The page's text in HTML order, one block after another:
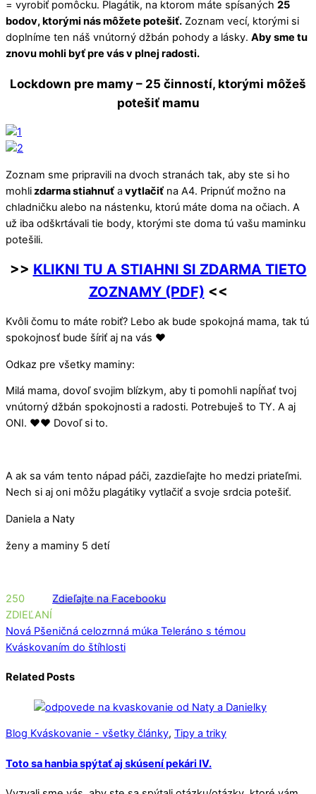
= vyrobiť pomôcku. Plagátik, na ktorom máte spísaných 25
bodov, ktorými nás môžete potešiť. Zoznam vecí, ktorými si
doplníme ten náš vnútorný džbán pohody a lásky. Aby sme tu
znovu mohli byť pre vás v plnej radosti.
Lockdown pre mamy – 25 činností, ktorými môžeš
potešiť mamu
Zoznam sme pripravili na dvoch stranách tak, aby ste si ho
mohlizdarma stiahnuť avytlačiť na A4. Pripnúť možno na
chladničku alebo na nástenku, ktorú máte doma na očiach. A
už iba odškrtávali tie body, ktorými ste doma tú vašu maminku
potešili.
>> KLIKNI TU A STIAHNI SI ZDARMA TIETO
ZOZNAMY (PDF) <<
Kvôli čomu to máte robiť? Lebo ak bude spokojná mama, tak tú
spokojnosť bude šíriť aj na vás ❤️
Odkaz pre všetky maminy:
Milá mama, dovoľ svojim blízkym, aby ti pomohli napĺňať tvoj
vnútorný džbán spokojnosti a radosti. Potrebuješ to TY. A aj
ONI. ❤️❤️ Dovoľ si to.
A ak sa vám tento nápad páči, zazdieľajte ho medzi priateľmi.
Nech si aj oni môžu plagátiky vytlačiť a svoje srdcia potešiť.
Daniela a Naty
ženy a maminy 5 detí
250
ZDIEĽANÍ
Zdieľajte na Facebooku
Nová Pšeničná celozrnná múka Teleráno s témou
Kváskovaním do štíhlosti
Related Posts
Blog Kváskovanie - všetky články, Tipy a triky
Toto sa hanbia spýtať aj skúsení pekári IV.